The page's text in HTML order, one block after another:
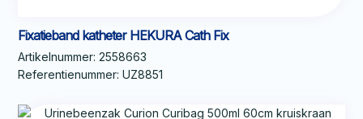
Fixatieband katheter HEKURA Cath Fix
Artikelnummer: 2558663
Referentienummer: UZ8851